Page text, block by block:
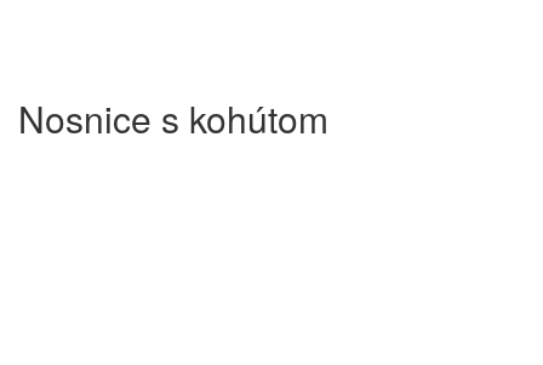
Nosnice s kohútom